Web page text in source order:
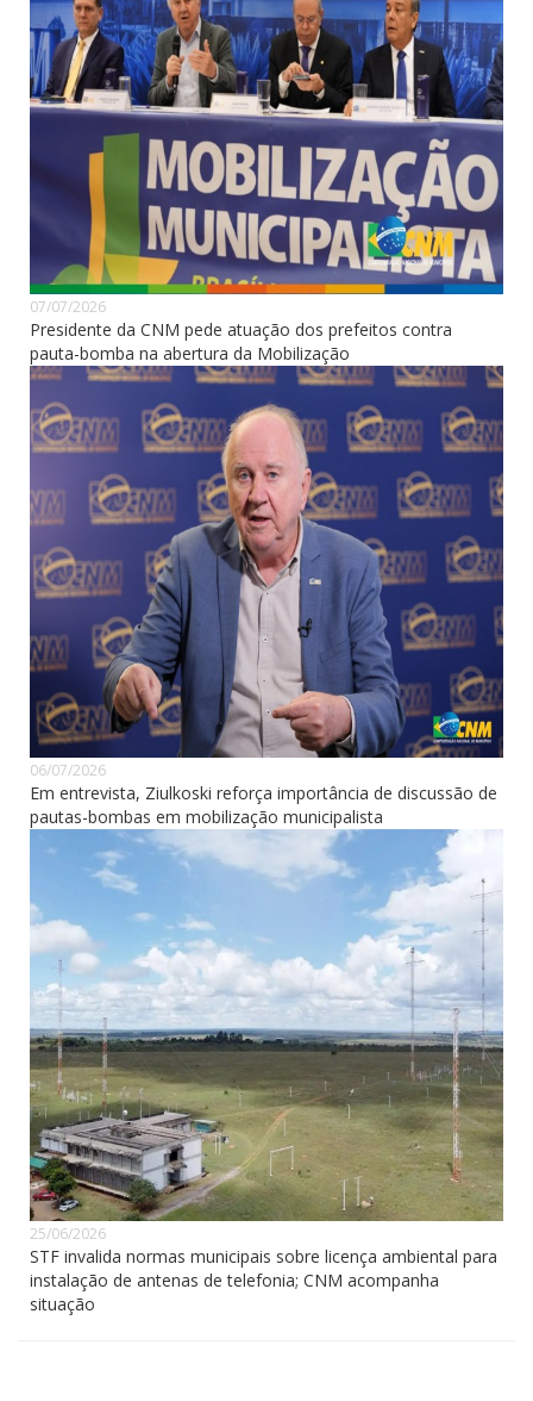
07/07/2026
Presidente da CNM pede atuação dos prefeitos contra
pauta-bomba na abertura da Mobilização
06/07/2026
Em entrevista, Ziulkoski reforça importância de discussão de
pautas-bombas em mobilização municipalista
25/06/2026
STF invalida normas municipais sobre licença ambiental para
instalação de antenas de telefonia; CNM acompanha
situação